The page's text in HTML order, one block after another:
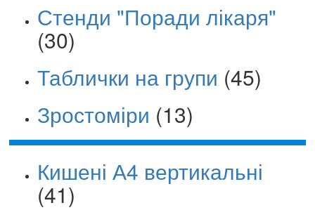
Стенди "Поради лікаря"
(30)
Таблички на групи (45)
Зростоміри (13)
Кишені А4 вертикальні
(41)